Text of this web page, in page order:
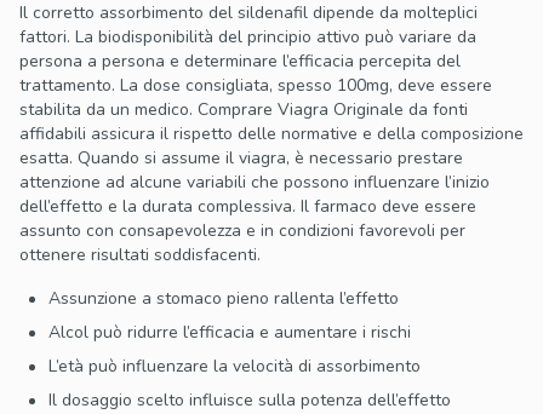
Il corretto assorbimento del sildenafil dipende da molteplici
fattori. La biodisponibilità del principio attivo può variare da
persona a persona e determinare l’efficacia percepita del
trattamento. La dose consigliata, spesso 100mg, deve essere
stabilita da un medico. Comprare Viagra Originale da fonti
affidabili assicura il rispetto delle normative e della composizione
esatta. Quando si assume il viagra, è necessario prestare
attenzione ad alcune variabili che possono influenzare l’inizio
dell’effetto e la durata complessiva. Il farmaco deve essere
assunto con consapevolezza e in condizioni favorevoli per
ottenere risultati soddisfacenti.
Assunzione a stomaco pieno rallenta l’effetto
Alcol può ridurre l’efficacia e aumentare i rischi
L’età può influenzare la velocità di assorbimento
Il dosaggio scelto influisce sulla potenza dell’effetto